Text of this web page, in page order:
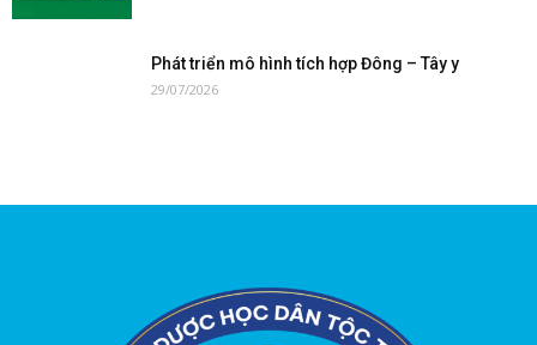
Phát triển mô hình tích hợp Đông – Tây y
29/07/2026